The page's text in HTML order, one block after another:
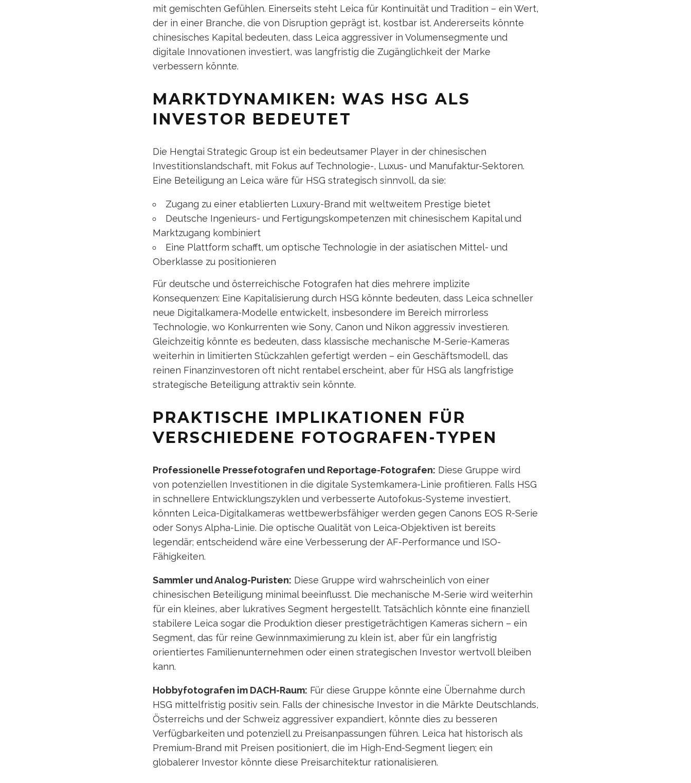
mit gemischten Gefühlen. Einerseits steht Leica für Kontinuität und Tradition – ein Wert,
der in einer Branche, die von Disruption geprägt ist, kostbar ist. Andererseits könnte
chinesisches Kapital bedeuten, dass Leica aggressiver in Volumensegmente und
digitale Innovationen investiert, was langfristig die Zugänglichkeit der Marke
verbessern könnte.
MARKTDYNAMIKEN: WAS HSG ALS
INVESTOR BEDEUTET
Die Hengtai Strategic Group ist ein bedeutsamer Player in der chinesischen
Investitionslandschaft, mit Fokus auf Technologie-, Luxus- und Manufaktur-Sektoren.
Eine Beteiligung an Leica wäre für HSG strategisch sinnvoll, da sie:
Zugang zu einer etablierten Luxury-Brand mit weltweitem Prestige bietet
Deutsche Ingenieurs- und Fertigungskompetenzen mit chinesischem Kapital und
Marktzugang kombiniert
Eine Plattform schafft, um optische Technologie in der asiatischen Mittel- und
Oberklasse zu positionieren
Für deutsche und österreichische Fotografen hat dies mehrere implizite
Konsequenzen: Eine Kapitalisierung durch HSG könnte bedeuten, dass Leica schneller
neue Digitalkamera-Modelle entwickelt, insbesondere im Bereich mirrorless
Technologie, wo Konkurrenten wie Sony, Canon und Nikon aggressiv investieren.
Gleichzeitig könnte es bedeuten, dass klassische mechanische M-Serie-Kameras
weiterhin in limitierten Stückzahlen gefertigt werden – ein Geschäftsmodell, das
reinen Finanzinvestoren oft nicht rentabel erscheint, aber für HSG als langfristige
strategische Beteiligung attraktiv sein könnte.
PRAKTISCHE IMPLIKATIONEN FÜR
VERSCHIEDENE FOTOGRAFEN-TYPEN
Professionelle Pressefotografen und Reportage-Fotografen: Diese Gruppe wird
von potenziellen Investitionen in die digitale Systemkamera-Linie profitieren. Falls HSG
in schnellere Entwicklungszyklen und verbesserte Autofokus-Systeme investiert,
könnten Leica-Digitalkameras wettbewerbsfähiger werden gegen Canons EOS R-Serie
oder Sonys Alpha-Linie. Die optische Qualität von Leica-Objektiven ist bereits
legendär; entscheidend wäre eine Verbesserung der AF-Performance und ISO-
Fähigkeiten.
Sammler und Analog-Puristen: Diese Gruppe wird wahrscheinlich von einer
chinesischen Beteiligung minimal beeinflusst. Die mechanische M-Serie wird weiterhin
für ein kleines, aber lukratives Segment hergestellt. Tatsächlich könnte eine finanziell
stabilere Leica sogar die Produktion dieser prestigeträchtigen Kameras sichern – ein
Segment, das für reine Gewinnmaximierung zu klein ist, aber für ein langfristig
orientiertes Familienunternehmen oder einen strategischen Investor wertvoll bleiben
kann.
Hobbyfotografen im DACH-Raum: Für diese Gruppe könnte eine Übernahme durch
HSG mittelfristig positiv sein. Falls der chinesische Investor in die Märkte Deutschlands,
Österreichs und der Schweiz aggressiver expandiert, könnte dies zu besseren
Verfügbarkeiten und potenziell zu Preisanpassungen führen. Leica hat historisch als
Premium-Brand mit Preisen positioniert, die im High-End-Segment liegen; ein
globalerer Investor könnte diese Preisarchitektur rationalisieren.